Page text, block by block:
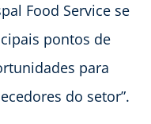
Food Service se
pontos de
para
do setor”.